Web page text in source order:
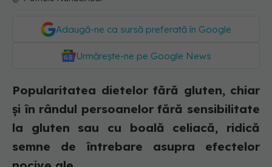
Adaugă-ne ca sursă preferată în Google
Urmărește-ne pe Google News
Popularitatea dietelor fără gluten, chiar
și în rândul persoanelor fără sensibilitate
la gluten sau cu boală celiacă, ridică
semne de întrebare asupra efectelor